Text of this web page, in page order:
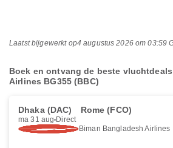
Laatst bijgewerkt op4 augustus 2026 om 03:59
Boek en ontvang de beste
Airlines BG355 (BBC)
Dhaka (DAC) Rome (FCO)
ma 31 aug Direct
Biman Bangladesh Airlines